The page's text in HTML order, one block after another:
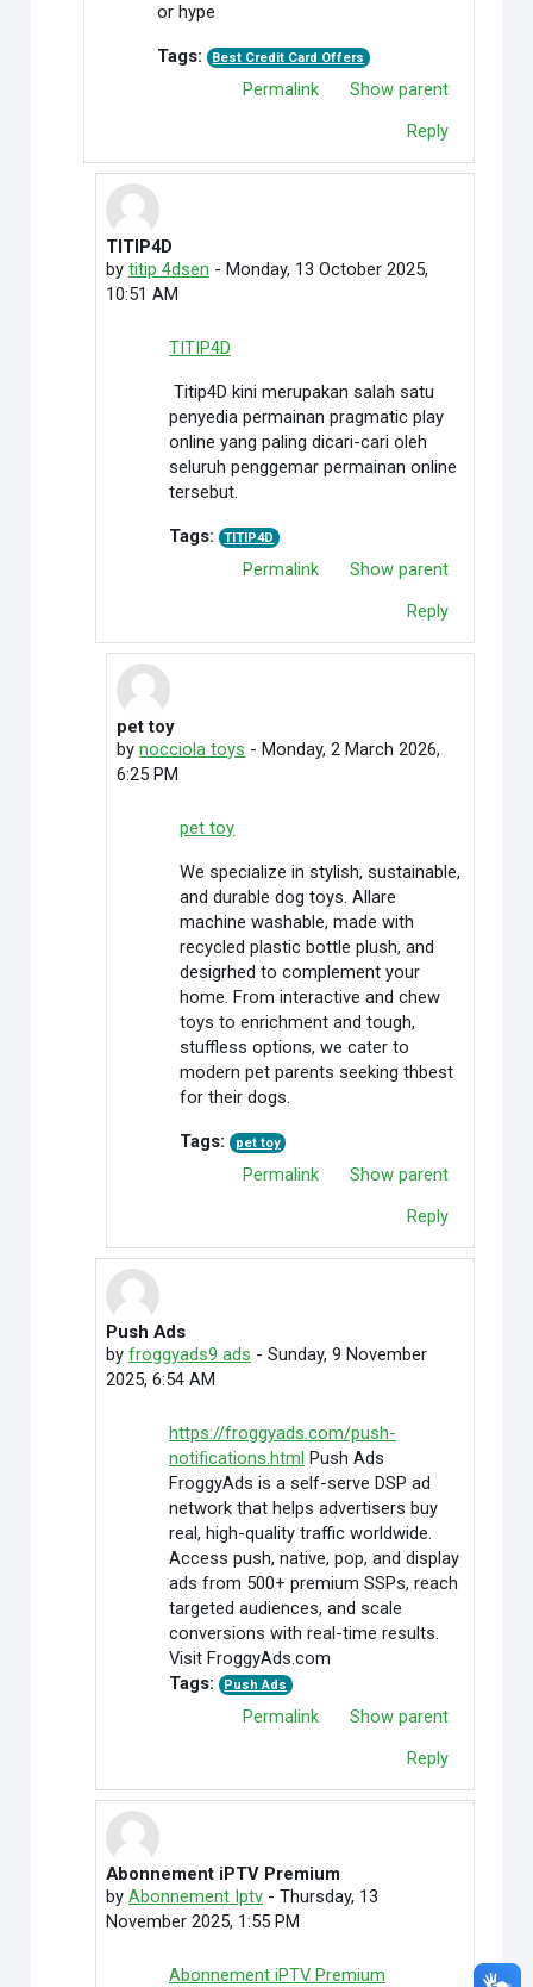
or hype
Tags: Best Credit Card Offers
Permalink
Show parent
Reply
In reply to Credit Cardoffers
TITIP4D
by titip 4dsen - Monday, 13 October 2025,
10:51 AM
TITIP4D
Titip4D kini merupakan salah satu
penyedia permainan pragmatic play
online yang paling dicari-cari oleh
seluruh penggemar permainan online
tersebut.
Tags: TITIP4D
Permalink
Show parent
Reply
In reply to titip 4dsen
pet toy
bynocciola toys -Monday, 2 March 2026,
6:25 PM
pet toy
We specialize in stylish, sustainable,
and durable dog toys. Allare
machine washable, made with
recycled plastic bottle plush, and
desigrhed to complement your
home. From interactive and chew
toys to enrichment and tough,
stuffless options, we cater to
modern pet parents seeking thbest
for their dogs.
Tags: pet toy
Permalink
Show parent
Reply
In reply to Credit Cardoffers
Push Ads
by froggyads9 ads - Sunday, 9 November
2025, 6:54 AM
https://froggyads.com/push-
notifications.html Push Ads
FroggyAds is a self-serve DSP ad
network that helps advertisers buy
real, high-quality traffic worldwide.
Access push, native, pop, and display
ads from 500+ premium SSPs, reach
targeted audiences, and scale
conversions with real-time results.
Visit FroggyAds.com
Tags:
Push Ads
Permalink
Show parent
Reply
In reply to Credit Cardoffers
Abonnement iPTV Premium
by Abonnement Iptv- Thursday, 13
November 2025, 1:55 PM
Abonnement iPTV Premium